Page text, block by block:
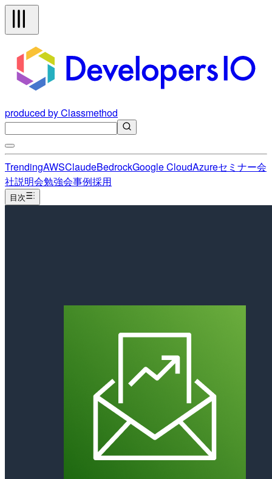
produced by Classmethod
TrendingAWSClaudeBedrockGoogle CloudAzureセミナー会
社説明会勉強会事例採用
目次